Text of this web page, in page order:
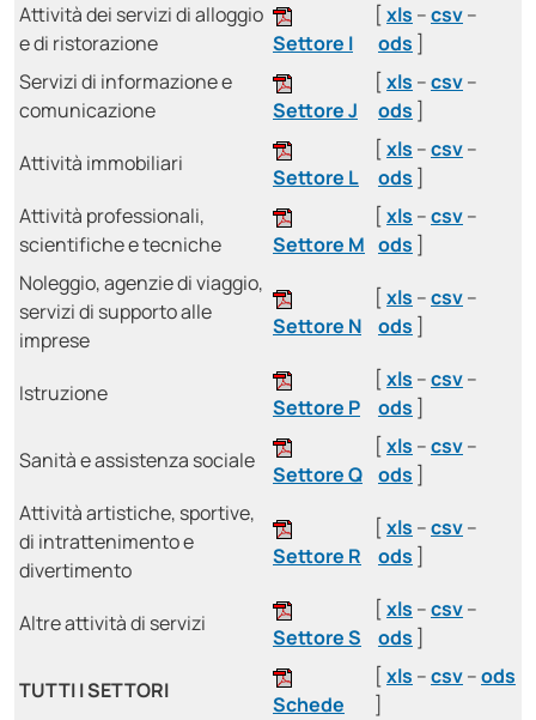
Attività dei servizi di alloggio
e di ristorazione
Settore I
[xls –csv–
ods ]
Servizi di informazione e
comunicazione
Settore J
[xls –csv–
ods ]
Attività immobiliari
Settore L
[xls –csv–
ods ]
Attività professionali,
scientifiche e tecniche
Settore M
[xls –csv–
ods ]
Noleggio, agenzie di viaggio,
servizi di supporto alle
imprese
Settore N
[xls –csv–
ods ]
Istruzione
Settore P
[xls –csv–
ods ]
Sanità e assistenza sociale
Settore Q
[xls –csv–
ods ]
Attività artistiche, sportive,
di intrattenimento e
divertimento
Settore R
[xls –csv–
ods ]
Altre attività di servizi
Settore S
[xls –csv–
ods ]
TUTTI I SETTORI
Schede
[xls –csv–ods
]